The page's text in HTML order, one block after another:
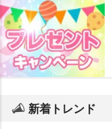
新着トレンド